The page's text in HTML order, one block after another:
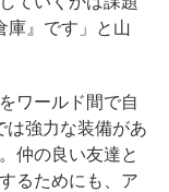
庫』です」と山
ワールド間で自
は強力な装備があ
仲の良い友達と
るためにも、ア